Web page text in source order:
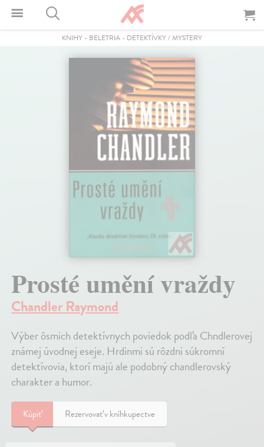
KNIHY - BELETRIA - DETEKTÍVKY / MYSTERY
Prosté umění vraždy
Chandler Raymond
Výber ôsmich detektívnych poviedok podľa Chndlerovej
známej úvodnej eseje. Hrdinmi sú rôzdni súkromní
detektívovia, ktorí majú ale podobný chandlerovský
charakter a humor.
Kúpiť Rezervovať v kníhkupectve